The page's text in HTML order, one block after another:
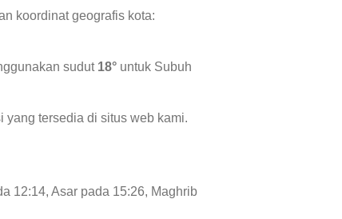
koordinat geografis kota:
sudut 18° untuk Subuh
tersedia di situs web kami.
12:14, Asar pada 15:26, Maghrib